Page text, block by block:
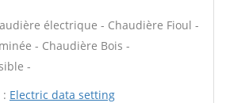
électrique - Chaudière Fioul -
- Chaudière Bois -
-
Electric data setting